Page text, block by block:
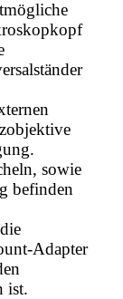
sowie
befinden
Adapter
ist.